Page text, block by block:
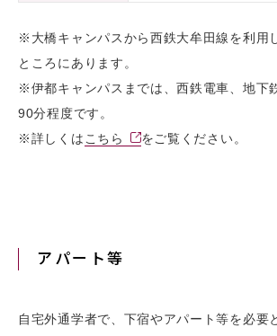
※大橋キャンパスから西鉄大牟田線を利用
ところにあります。
※伊都キャンパスまでは、西鉄電車、地下
90分程度です。
※詳しくは こちら をご覧ください。
アパート等
自宅外通学者で、下宿やアパート等を必要